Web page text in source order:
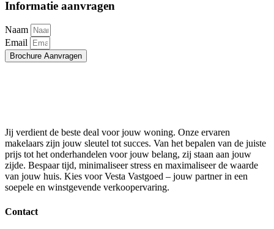
Informatie aanvragen
Naam
Email
Brochure Aanvragen
Jij verdient de beste deal voor jouw woning. Onze ervaren
makelaars zijn jouw sleutel tot succes. Van het bepalen van de juiste
prijs tot het onderhandelen voor jouw belang, zij staan aan jouw
zijde. Bespaar tijd, minimaliseer stress en maximaliseer de waarde
van jouw huis. Kies voor Vesta Vastgoed – jouw partner in een
soepele en winstgevende verkoopervaring.
Contact